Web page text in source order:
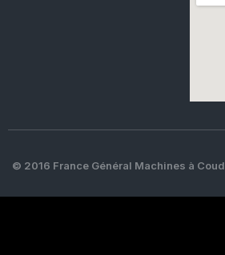
© 2016 France Général Machines à